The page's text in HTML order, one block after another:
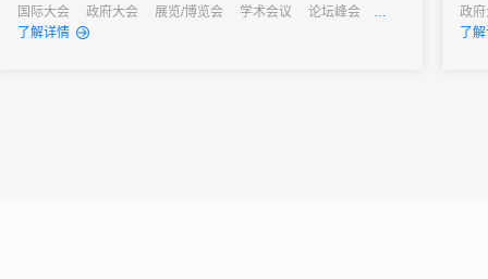
业实现绿色转型、达成“双碳”目标提供了新的解法。
国际大会 政府大会 展览/博览会 学术会议
论坛峰会
线上活动
线上展会
了解详情
管
政
线
了